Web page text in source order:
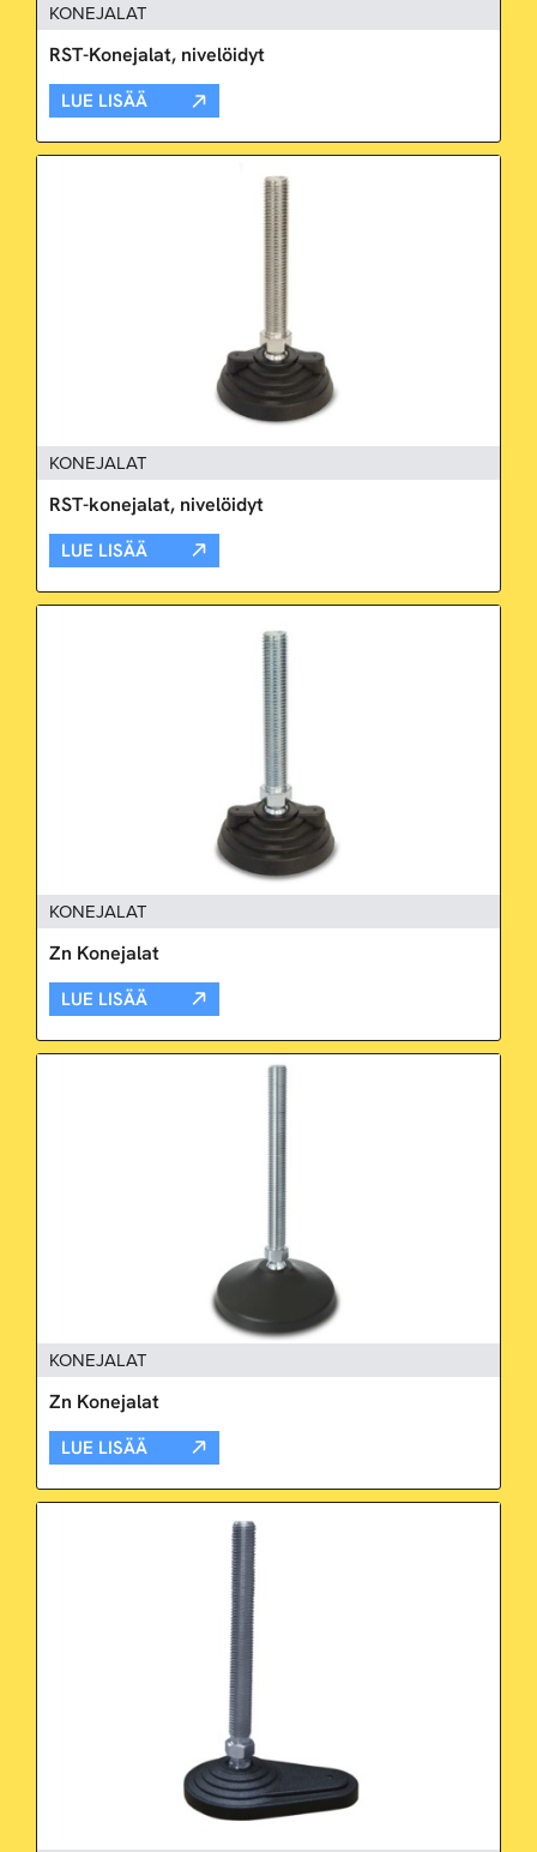
KONEJALAT
RST-Konejalat, nivelöidyt
LUE LISÄÄ
KONEJALAT
RST-konejalat, nivelöidyt
LUE LISÄÄ
KONEJALAT
Zn Konejalat
LUE LISÄÄ
KONEJALAT
Zn Konejalat
LUE LISÄÄ